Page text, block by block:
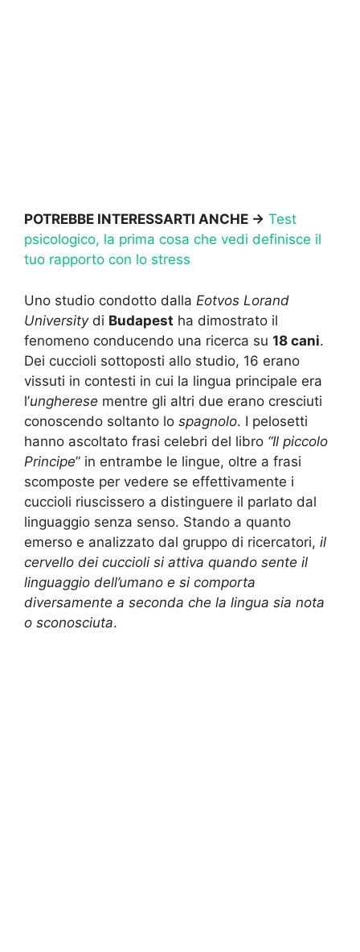
POTREBBE INTERESSARTI ANCHE -> Test
psicologico, la prima cosa che vedi definisce il
tuo rapporto con lo stress
Uno studio condotto dalla Eotvos Lorand
Universitydi Budapest ha dimostrato il
fenomeno conducendo una ricerca su 18 cani.
Dei cuccioli sottoposti allo studio, 16 erano
vissuti in contesti in cui la lingua principale era
l’ungherese mentre gli altri due erano cresciuti
conoscendo soltanto lo spagnolo. I pelosetti
hanno ascoltato frasi celebri del libro “Il piccolo
Principe” in entrambe le lingue, oltre a frasi
scomposte per vedere se effettivamente i
cuccioli riuscissero a distinguere il parlato dal
linguaggio senza senso. Stando a quanto
emerso e analizzato dal gruppo di ricercatori, il
cervello dei cuccioli si attiva quando sente il
linguaggio dell’umano e si comporta
diversamente a seconda che la lingua sia nota
o sconosciuta.